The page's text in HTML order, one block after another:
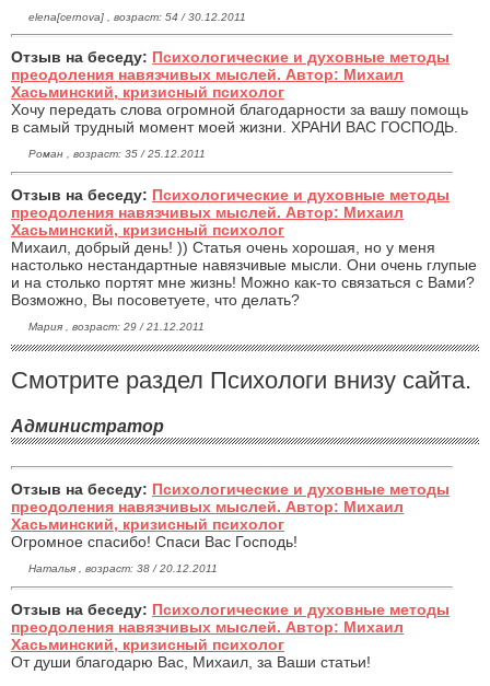
elena[cernova] , возраст: 54 / 30.12.2011
Отзыв на беседу: Психологические и духовные методы
преодоления навязчивых мыслей. Автор: Михаил
Хасьминский, кризисный психолог
Хочу передать слова огромной благодарности за вашу помощь
в самый трудный момент моей жизни. ХРАНИ ВАС ГОСПОДЬ.
Роман , возраст: 35 / 25.12.2011
Отзыв на беседу: Психологические и духовные методы
преодоления навязчивых мыслей. Автор: Михаил
Хасьминский, кризисный психолог
Михаил, добрый день! )) Статья очень хорошая, но у меня
настолько нестандартные навязчивые мысли. Они очень глупые
и на столько портят мне жизнь! Можно как-то связаться с Вами?
Возможно, Вы посоветуете, что делать?
Мария , возраст: 29 / 21.12.2011
Смотрите раздел Психологи внизу сайта.
Администратор
Отзыв на беседу: Психологические и духовные методы
преодоления навязчивых мыслей. Автор: Михаил
Хасьминский, кризисный психолог
Огромное спасибо! Спаси Вас Господь!
Наталья , возраст: 38 / 20.12.2011
Отзыв на беседу: Психологические и духовные методы
преодоления навязчивых мыслей. Автор: Михаил
Хасьминский, кризисный психолог
От души благодарю Вас, Михаил, за Ваши статьи!